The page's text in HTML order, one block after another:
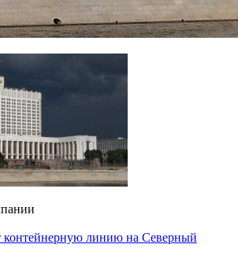
контейнерную линию на Северный